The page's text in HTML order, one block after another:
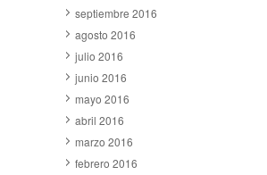
septiembre 2016
agosto 2016
julio 2016
junio 2016
mayo 2016
abril 2016
marzo 2016
febrero 2016